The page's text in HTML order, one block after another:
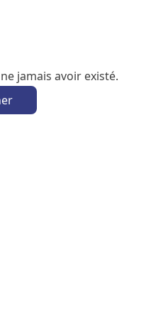
jamais avoir existé.